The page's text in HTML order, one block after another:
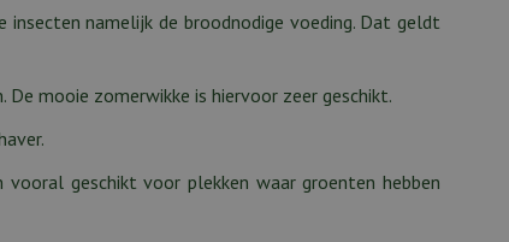
namelijk de broodnodige voeding. Dat geldt
mooie zomerwikke is hiervoor zeer geschikt.
geschikt voor plekken waar groenten hebben